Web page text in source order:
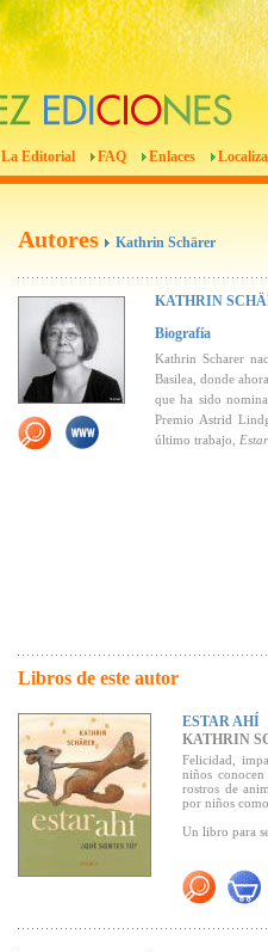
La Editorial FAQ Enlaces
Autores Kathrin Schärer
KATHRIN
Biografía
Kathrin Scharer
Basilea, donde
que ha sido
Premio Astrid
último trabajo,
Libros de este autor
ESTAR AHÍ
KATHRIN
Felicidad,
niños
rostros de
por niños
Un libro para
"Precisamente
maestra.
gesticulación